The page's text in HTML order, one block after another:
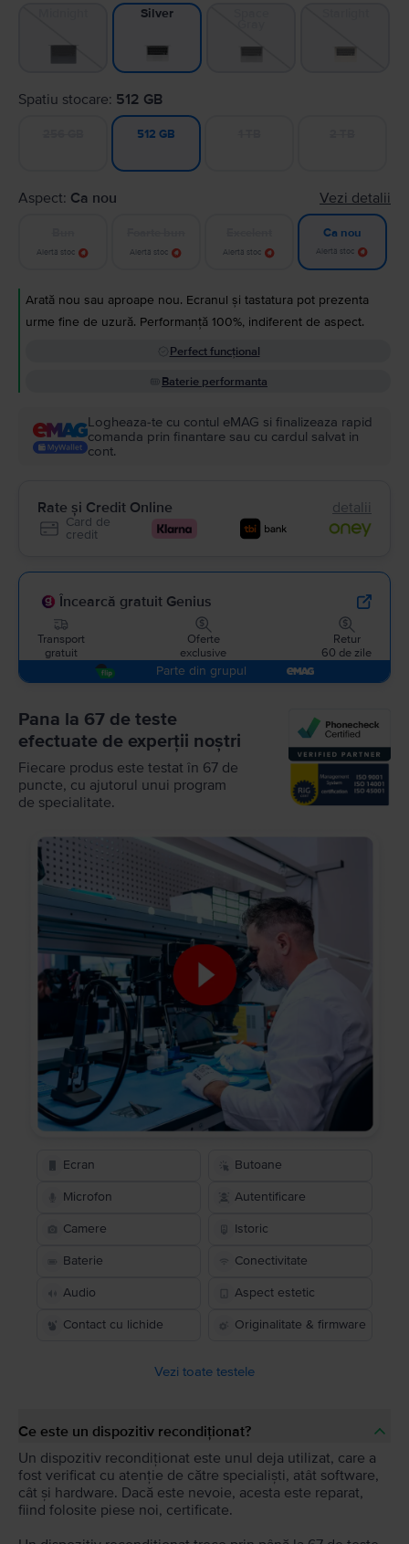
Silver
Spatiu stocare: 512 GB
512 GB
Aspect: Ca nou Vezi detalii
Alertă stoc Alertă stoc Alertă stoc
Ca nou
Alertă stoc
Arată nou sau aproape nou. Ecranul și tastatura pot prezenta
urme fine de uzură. Performanță 100%, indiferent de aspect.
Perfect funcțional
Baterie performanta
Logheaza-te cu contul eMAG si finalizeaza rapid
comanda prin finantare sau cu cardul salvat in
cont.
Rate și Credit Online detalii
Card de
credit
Încearcă gratuit Genius
Transport
gratuit
Oferte
exclusive
Retur
60 de zile
Parte din grupul
Pana la 67 de teste
efectuate de experții noștri
Fiecare produs este testat în 67 de
puncte, cu ajutorul unui program
de specialitate.
Ecran Butoane
Microfon Autentificare
Camere Istoric
Baterie Conectivitate
Audio Aspect estetic
Contact cu lichide Originalitate & firmware
Vezi toate testele
Ce este un dispozitiv recondiționat?
Un dispozitiv recondiționat este unul deja utilizat, care a
fost verificat cu atenție de către specialiști, atât software,
cât și hardware. Dacă este nevoie, acesta este reparat,
fiind folosite piese noi, certificate.